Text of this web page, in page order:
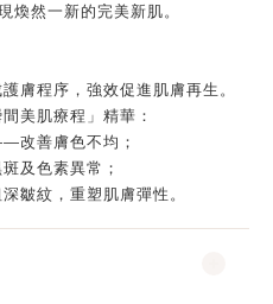
煥然一新的完美新肌。
膚程序，強效促進肌膚再生。
美肌療程」精華：
改善膚色不均；
及色素異常；
皺紋，重塑肌膚彈性。